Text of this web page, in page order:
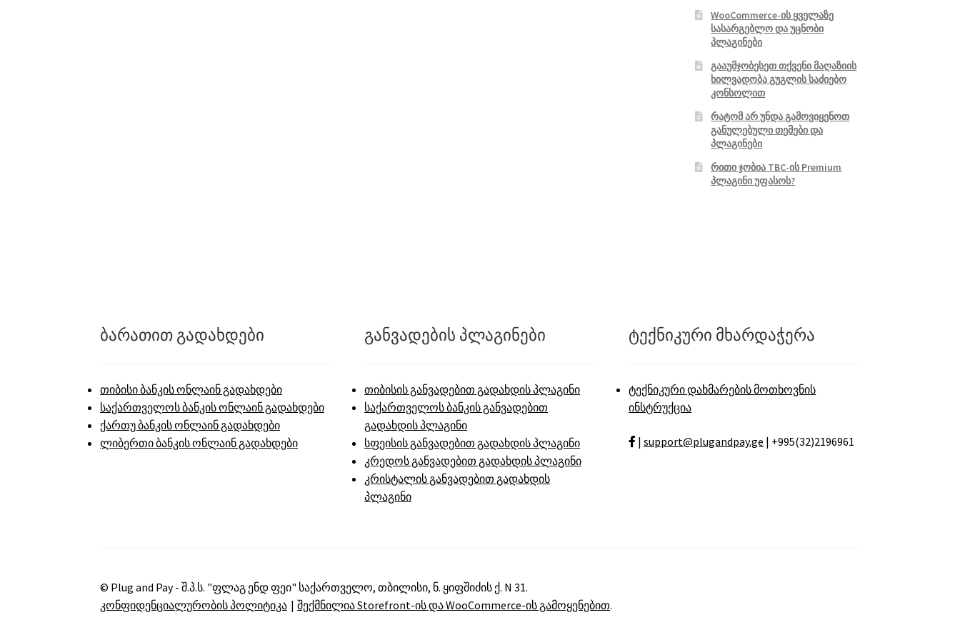
WooCommerce-ის ყველაზე
სასარგებლო და უცნობი
პლაგინები
გააუმჯობესეთ თქვენი მაღაზიის
ხილვადობა გუგლის საძიებო
კონსოლით
რატომ არ უნდა გამოვიყენოთ
განულებული თემები და
პლაგინები
რითი ჯობია TBC-ის Premium
პლაგინი უფასოს?
ბარათით გადახდები
თიბისი ბანკის ონლაინ გადახდები
საქართველოს ბანკის ონლაინ გადახდები
ქართუ ბანკის ონლაინ გადახდები
ლიბერთი ბანკის ონლაინ გადახდები
განვადების პლაგინები
თიბისის განვადებით გადახდის პლაგინი
საქართველოს ბანკის განვადებით
გადახდის პლაგინი
სფეისის განვადებით გადახდის პლაგინი
კრედოს განვადებით გადახდის პლაგინი
კრისტალის განვადებით გადახდის
პლაგინი
ტექნიკური მხარდაჭერა
ტექნიკური დახმარების მოთხოვნის
ინსტრუქცია
|support@plugandpay.ge | +995(32)2196961
© Plug and Pay - შ.პ.ს. "ფლაგ ენდ ფეი" საქართველო, თბილისი, ნ. ყიფშიძის ქ. N 31.
კონფიდენციალურობის პოლიტიკა
შექმნილია Storefront-ის და WooCommerce-ის გამოყენებით.